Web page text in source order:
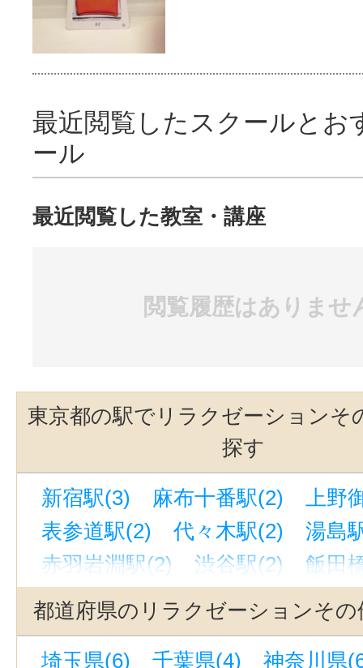
最近閲覧したスクールとお
ール
最近閲覧した教室・講座
閲覧履歴はありませ
東京都の駅でリラクゼーションそ
探す
新宿駅(3) 麻布十番駅(2)
上野
表参道駅(2)
代々木駅(2)
湯島
赤羽岩淵駅(2)
渋谷駅(2)
飯田
御徒町駅(2)
吉祥寺駅(2)
秋葉
阿佐ケ谷駅(1)
王子駅(東京)(1)
都道府県のリラクゼーションそ
埼玉県(6) 千葉県(4) 神奈川県